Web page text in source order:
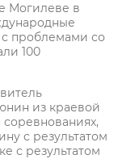
Могилеве в
проблемами со
100
из краевой
с результатом
с результатом